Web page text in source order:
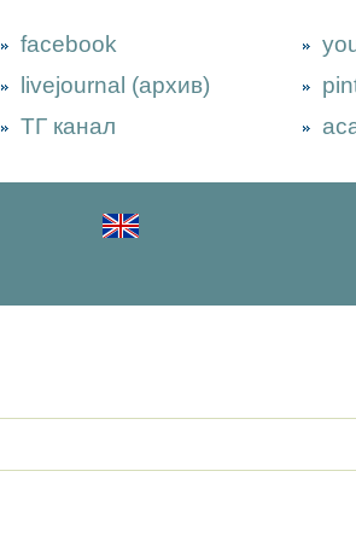
facebook
livejournal (архив)
ТГ канал